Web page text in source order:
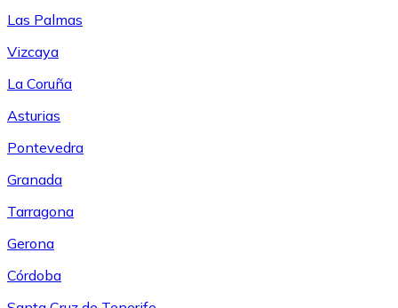
Las Palmas
Vizcaya
La Coruña
Asturias
Pontevedra
Granada
Tarragona
Gerona
Córdoba